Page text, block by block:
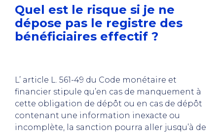
Quel est le risque si je ne
dépose pas le registre des
bénéficiaires effectif ?
L’ article L. 561-49 du Code monétaire et
financier stipule qu’en cas de manquement à
cette obligation de dépôt ou en cas de dépôt
contenant une information inexacte ou
incomplète, la sanction pourra aller jusqu’à de